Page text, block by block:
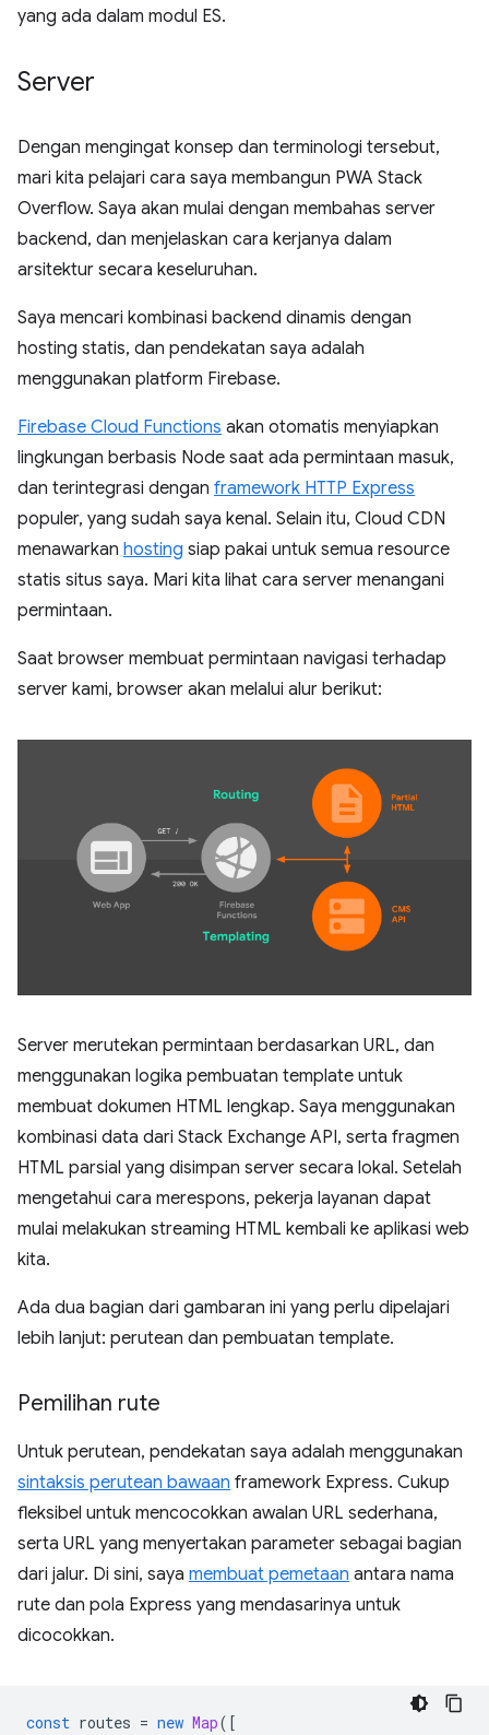
yang ada dalam modul ES.
Server
Dengan mengingat konsep dan terminologi tersebut,
mari kita pelajari cara saya membangun PWA Stack
Overflow. Saya akan mulai dengan membahas server
backend, dan menjelaskan cara kerjanya dalam
arsitektur secara keseluruhan.
Saya mencari kombinasi backend dinamis dengan
hosting statis, dan pendekatan saya adalah
menggunakan platform Firebase.
Firebase Cloud Functions akan otomatis menyiapkan
lingkungan berbasis Node saat ada permintaan masuk,
dan terintegrasi dengan framework HTTP Express
populer, yang sudah saya kenal. Selain itu, Cloud CDN
menawarkan hosting siap pakai untuk semua resource
statis situs saya. Mari kita lihat cara server menangani
permintaan.
Saat browser membuat permintaan navigasi terhadap
server kami, browser akan melalui alur berikut:
Server merutekan permintaan berdasarkan URL, dan
menggunakan logika pembuatan template untuk
membuat dokumen HTML lengkap. Saya menggunakan
kombinasi data dari Stack Exchange API, serta fragmen
HTML parsial yang disimpan server secara lokal. Setelah
mengetahui cara merespons, pekerja layanan dapat
mulai melakukan streaming HTML kembali ke aplikasi web
kita.
Ada dua bagian dari gambaran ini yang perlu dipelajari
lebih lanjut: perutean dan pembuatan template.
Pemilihan rute
Untuk perutean, pendekatan saya adalah menggunakan
sintaksis perutean bawaan framework Express. Cukup
fleksibel untuk mencocokkan awalan URL sederhana,
serta URL yang menyertakan parameter sebagai bagian
dari jalur. Di sini, saya membuat pemetaan antara nama
rute dan pola Express yang mendasarinya untuk
dicocokkan.
const routes = new Map([